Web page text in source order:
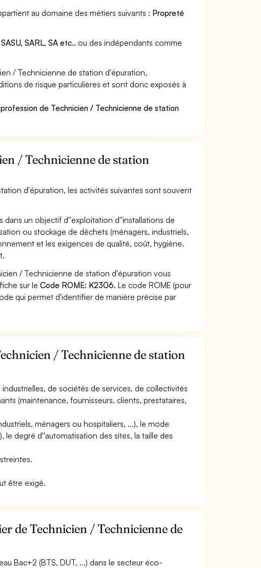
au domaine des métiers suivants : Propreté
SARL, SA etc.. ou des indépendants comme
/ Technicienne de station d'épuration,
de risque particulières et sont donc exposés à
de Technicien / Technicienne de station
/ Technicienne de station
d'épuration, les activités suivantes sont souvent
un objectif d''exploitation d''installations de
ou stockage de déchets (ménagers, industriels,
et les exigences de qualité, coût, hygiène.
/ Technicienne de station d'épuration vous
sur leCode ROME: K2306. Le code ROME (pour
qui permet d'identifier de manière précise par
/ Technicienne de station
de sociétés de services, de collectivités
(maintenance, fournisseurs, clients, prestataires,
ménagers ou hospitaliers, ...), le mode
degré d''automatisation des sites, la taille des
être exigé.
de Technicien / Technicienne de
Bac+2 (BTS, DUT, ...) dans le secteur éco-